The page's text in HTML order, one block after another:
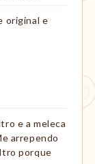
original e
e a meleca
arrependo
porque